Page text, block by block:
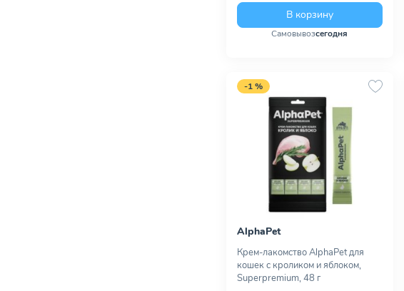
В корзину
Самовывозсегодня
-1 %
AlphaPet
Крем-лакомство AlphaPet для
кошек с кроликом и яблоком,
Superpremium, 48 г